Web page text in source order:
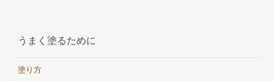
うまく塗るために
塗り方